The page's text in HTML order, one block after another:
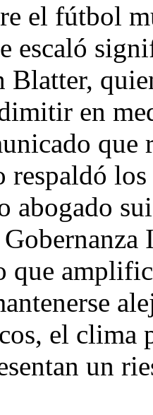
el fútbol
escaló
Blatter,
en
que
respaldó
abogado
el
un